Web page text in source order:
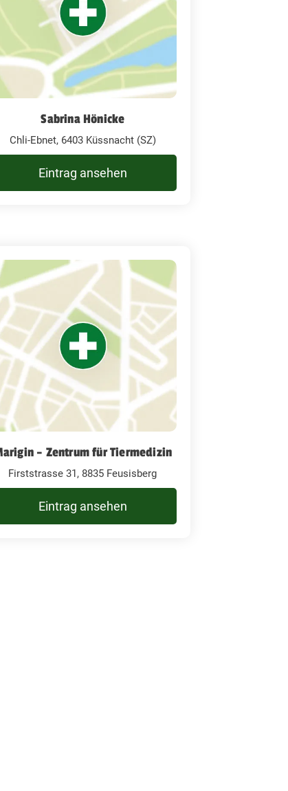
Sabrina Hönicke
Chli-Ebnet, 6403 Küssnacht (SZ)
Eintrag ansehen
– Zentrum für Tiermedizin
Firststrasse 31, 8835 Feusisberg
Eintrag ansehen